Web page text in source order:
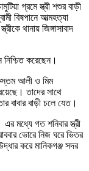
গ্রমে স্ত্রী শশুর বাড়ী
বিষপানে আত্মহত্যা
থানায় জিঙ্গাসাবাদ
নিশ্চিত করেছেন।
রুস্তম আলী ও মিম
তাদের সাথে
বাবার বাড়ী চলে যেত।
মধ্যে গত শনিবার স্ত্রী
ভোরে নিজ ঘরে ভিতর
করে মানিকগঞ্জ সদর